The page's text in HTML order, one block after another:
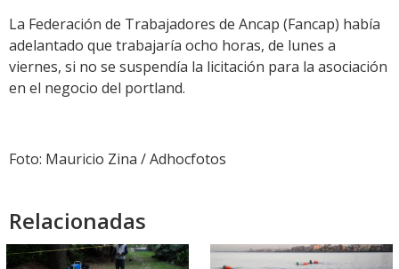
La Federación de Trabajadores de Ancap (Fancap) había
adelantado que trabajaría ocho horas, de lunes a
viernes, si no se suspendía la licitación para la asociación
en el negocio del portland.
Foto: Mauricio Zina / Adhocfotos
Relacionadas